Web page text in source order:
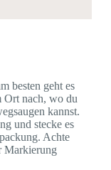
besten geht es
Ort nach, wo du
kannst.
und stecke es
Achte
Markierung